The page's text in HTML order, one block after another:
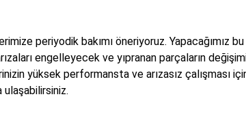
periyodik bakımı öneriyoruz. Yapacağımız
engelleyecek ve yıpranan parçaların
yüksek performansta ve arızasız çalışması
ulaşabilirsiniz.